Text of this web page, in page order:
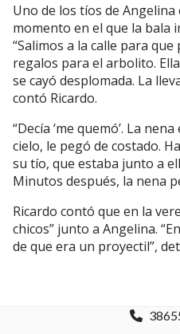
Uno de los tíos de
momento en el que la bala
“Salimos a la calle para
regalos para el arbolito.
se cayó desplomada. La
contó Ricardo.
“Decía ‘me quemó’. La
cielo, le pegó de costado.
su tío, que estaba junto a
Minutos después, la nena
Ricardo contó que en la
chicos” junto a Angelina.
de que era un proyectil”,